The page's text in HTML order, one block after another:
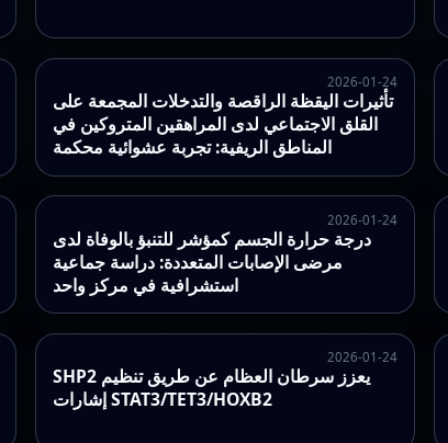
2026-01-24
تأثيرات اليقظة الراقصة والتدخلات المجمعة على
القلق الاجتماعي لدى المراهقين المتروكين في
المناطق الريفية: تجربة عشوائية محكمة
2026-01-24
درجة حرارة الجسم كمؤشر للتنبؤ بالوفاة لدى
مرضى الإصابات المتعددة: دراسة جماعية
استشرافية في مركز واحد
2026-01-24
SHP2 يعزز سرطان العظام عن طريق تنظيم
إشارات STAT3/TET3/HOXB2